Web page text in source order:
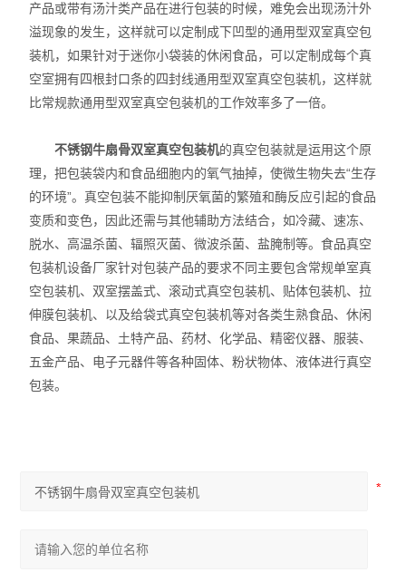
产品或带有汤汁类产品在进行包装的时候，难免会出现汤汁外
溢现象的发生，这样就可以定制成下凹型的通用型双室真空包
装机，如果针对于迷你小袋装的休闲食品，可以定制成每个真
空室拥有四根封口条的四封线通用型双室真空包装机，这样就
比常规款通用型双室真空包装机的工作效率多了一倍。
不锈钢牛扇骨双室真空包装机的真空包装就是运用这个原
理，把包装袋内和食品细胞内的氧气抽掉，使微生物失去“生存
的环境”。真空包装不能抑制厌氧菌的繁殖和酶反应引起的食品
变质和变色，因此还需与其他辅助方法结合，如冷藏、速冻、
脱水、高温杀菌、辐照灭菌、微波杀菌、盐腌制等。食品真空
包装机设备厂家针对包装产品的要求不同主要包含常规单室真
空包装机、双室摆盖式、滚动式真空包装机、贴体包装机、拉
伸膜包装机、以及给袋式真空包装机等对各类生熟食品、休闲
食品、果蔬品、土特产品、药材、化学品、精密仪器、服装、
五金产品、电子元器件等各种固体、粉状物体、液体进行真空
包装。